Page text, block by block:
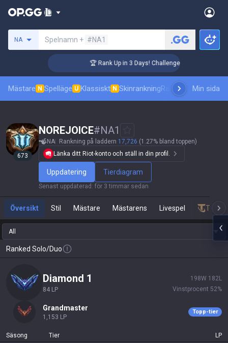
NA Spelnamn + #NA1
🏆 Rank Up in 3 Days! Challenger Coaching
Mästare N Spelläge U Klassiskt N SkinrankningRanking Pro
Min sida
673
NOREJOICE#NA1
NA Rankning på laddern 17,726 (1.27% bland toppen)
Länka ditt Riot-konto och ställ in din profil.
Uppdatering Tierdiagram
Senast uppdaterad : för 3 timmar sedan
Översikt Stil Mästare Mästarens Livespel
All
Ranked Solo/Duo
diamond 1
84 LP
198W 182L
Vinstprocent 52%
grandmaster
1,153 LP
Topp-tier
Säsong Tier LP